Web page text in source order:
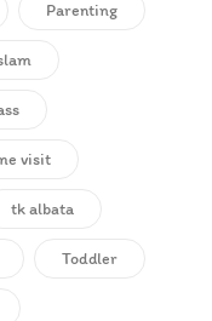
Parenting
visit
tk albata
Toddler